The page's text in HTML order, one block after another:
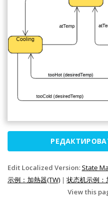
Edit Localized Version: State
示例：加熱器(TW) | 状态机示例：
View this